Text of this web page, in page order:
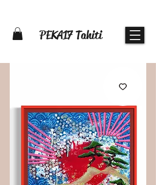
PEKA17 Tahiti